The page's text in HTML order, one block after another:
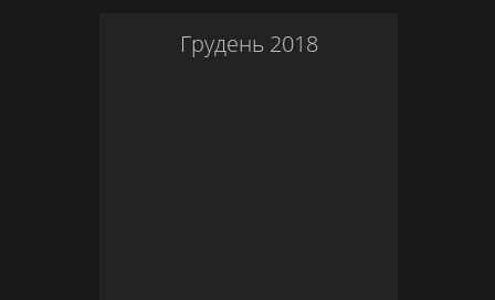
Грудень 2018